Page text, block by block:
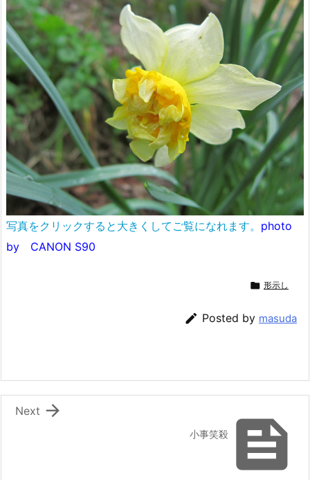
写真をクリックすると大きくしてご覧になれます。 photo
by CANON S90
 形示し
 Posted by masuda

小事笑殺

Next